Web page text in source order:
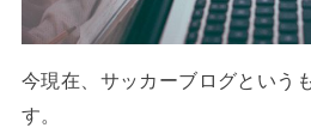
今現在、サッカーブログという
す。